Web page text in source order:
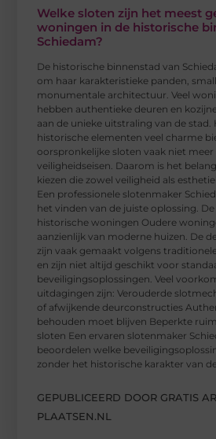
Welke sloten zijn het meest
woningen in de historische
Schiedam?
De historische binnenstad van
om haar karakteristieke panden,
monumentale architectuur. Veel
hebben authentieke deuren en
aan de unieke uitstraling van de stad.
historische elementen veel charme
oorspronkelijke sloten vaak niet
veiligheidseisen. Daarom is het
kiezen die zowel veiligheid als
Een professionele slotenmaker
het vinden van de juiste oplossing.
historische woningen Oudere
aanzienlijk van moderne huizen. De
zijn vaak gemaakt volgens
en zijn niet altijd geschikt voor
beveiligingsoplossingen. Veel
uitdagingen zijn: Verouderde
of afwijkende deurconstructies
behouden moet blijven Beperkte
sloten Een ervaren slotenmaker
beoordelen welke
zonder het historische karakter van
GEPUBLICEERD DOOR GRATIS
PLAATSEN.NL